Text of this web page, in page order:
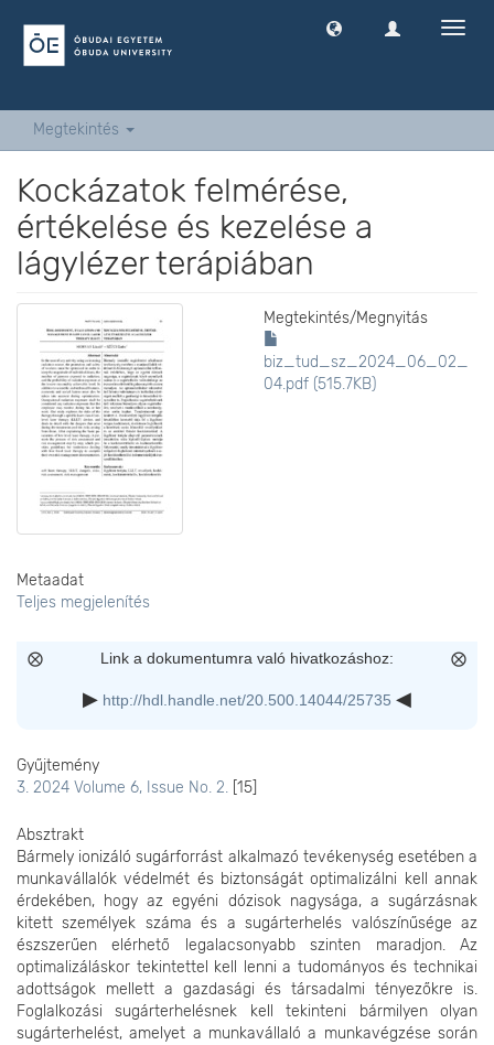
Megtekintés
Kockázatok felmérése,
értékelése és kezelése a
lágylézer terápiában
Megtekintés/Megnyitás
biz_tud_sz_2024_06_02_
04.pdf (515.7KB)
Metaadat
Teljes megjelenítés
Link a dokumentumra való hivatkozáshoz:
http://hdl.handle.net/20.500.14044/25735
Gyűjtemény
3. 2024 Volume 6, Issue No. 2. [15]
Absztrakt
Bármely ionizáló sugárforrást alkalmazó tevékenység esetében a
munkavállalók védelmét és biztonságát optimalizálni kell annak
érdekében, hogy az egyéni dózisok nagysága, a sugárzásnak
kitett személyek száma és a sugárterhelés valószínűsége az
észszerűen elérhető legalacsonyabb szinten maradjon. Az
optimalizáláskor tekintettel kell lenni a tudományos és technikai
adottságok mellett a gazdasági és társadalmi tényezőkre is.
Foglalkozási sugárterhelésnek kell tekinteni bármilyen olyan
sugárterhelést, amelyet a munkavállaló a munkavégzése során